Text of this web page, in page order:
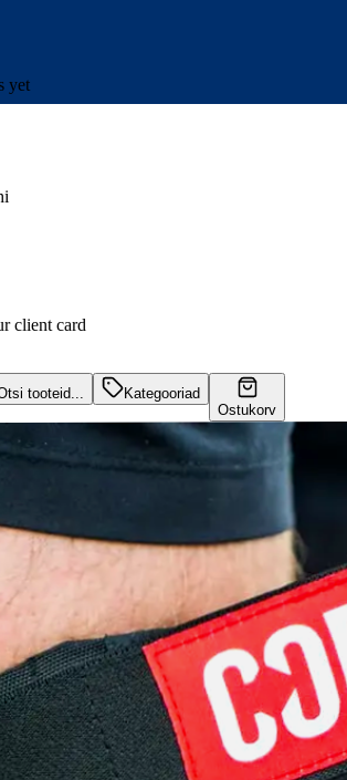
yet
client card
tooteid...
Kategooriad
Ostukorv